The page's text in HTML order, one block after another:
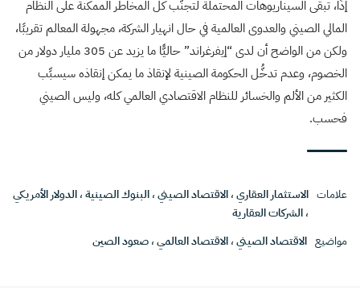
إذًا، تبقى السيناريوهات المحتملة لتجنُّب كل المخاطر الممكنة على النظام
المالي الصيني والعدوى العالمية في حال انهيار الشركة، مجهولة المعالم تقريبًا،
ولكن من الواضح أن لدى “إيفرغراند” حاليًّا ما يزيد عن 305 مليار دولار من
الخصوم، وعدم تدخُّل الحكومة الصينية لإنقاذ ما يمكن إنقاذه سيسبِّب
الكثير من الألم والخسائر للنظام الاقتصادي العالمي كله، وليس الصيني
فحسب.
علامات الاستثمار العقاري،الاقتصاد الصيني،البنوك الصينية،الدولار الأمريكي
،الشركات العقارية
مواضيع الاقتصاد الصيني،الاقتصاد العالمي،صعود الصين